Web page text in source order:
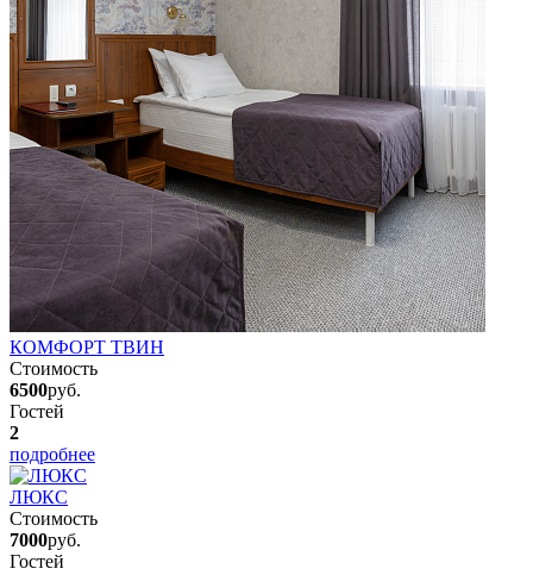
КОМФОРТ ТВИН
Стоимость
6500руб.
Гостей
2
подробнее
ЛЮКС
Стоимость
7000руб.
Гостей